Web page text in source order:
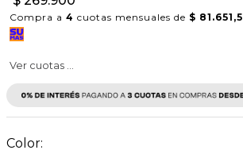
Compra a 4 cuotas mensuales de $
Ver cuotas ...